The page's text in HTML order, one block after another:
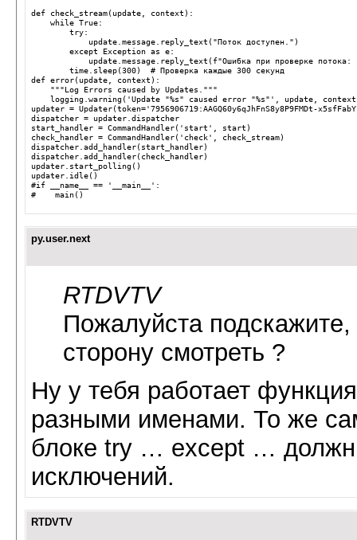
def check_stream(update context ):
while True:
try:
update message reply_text ("Поток доступен." )
except
Exception as e:
update message reply_text (f"Ошибка при проверке
time sleep(300)
# Проверка каждые 300 секунд
def error(update context ):
"""Log Errors caused by Updates."""
logging warning( 'Update "%s" caused error "%s"' update context
updater = Updater(token='7956906719:AAGQ60y6qJhFnS8y8P9FMDt-
dispatcher = updater dispatcher
start_handler = CommandHandler( 'start' start )
check_handler = CommandHandler( 'check' check_stream)
dispatcher add_handler(start_handler)
dispatcher add_handler(check_handler)
updater start_polling()
updater idle()
#if __name__ == '__main__':
#    main()
py.user.next
RTDVTV
Пожалуйста
сторону смотреть ?
Ну у тебя работает
разными именами. То же
блоке try … except …
исключений.
RTDVTV